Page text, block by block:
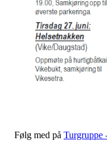
Følg med på Turgruppe